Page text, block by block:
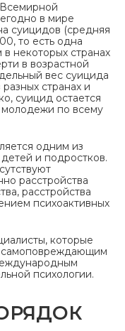
в мире
суицидов (средняя
то есть одна
некоторых странах
в возрастной
вес суицида
странах и
суицид остается
по всему
одним из
и подростков.
расстройства
расстройства
психоактивных
которые
самоповреждающим
психологии.